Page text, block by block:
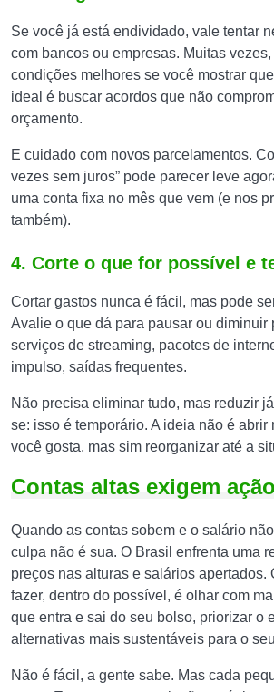
Se você já está endividado, vale tentar
com bancos ou empresas. Muitas
condições melhores se você mostrar
ideal é buscar acordos que não
orçamento.
E cuidado com novos parcelamentos.
vezes sem juros” pode parecer leve
uma conta fixa no mês que vem (e nos
também).
4. Corte o que for possível e
Cortar gastos nunca é fácil, mas pode
Avalie o que dá para pausar ou diminuir
serviços de streaming, pacotes de
impulso, saídas frequentes.
Não precisa eliminar tudo, mas reduzir
se: isso é temporário. A ideia não é abrir
você gosta, mas sim reorganizar até a
Contas altas exigem
Quando as contas sobem e o salário
culpa não é sua. O Brasil enfrenta uma
preços nas alturas e salários apertados.
fazer, dentro do possível, é olhar com
que entra e sai do seu bolso, priorizar o
alternativas mais sustentáveis para o
Não é fácil, a gente sabe. Mas cada